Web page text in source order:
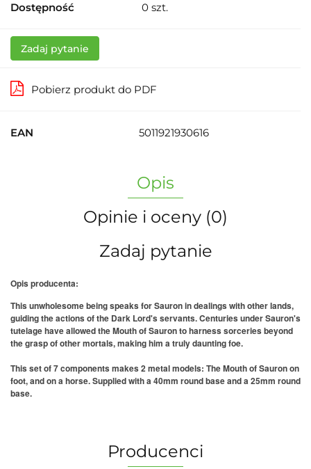
Dostępność 0 szt.
Zadaj pytanie
Pobierz produkt do PDF
EAN 5011921930616
Opis
Opinie i oceny (0)
Zadaj pytanie
Opis producenta:
This unwholesome being speaks for Sauron in dealings with other lands,
guiding the actions of the Dark Lord's servants. Centuries under Sauron's
tutelage have allowed the Mouth of Sauron to harness sorceries beyond
the grasp of other mortals, making him a truly daunting foe.
This set of 7 components makes 2 metal models: The Mouth of Sauron on
foot, and on a horse. Supplied with a 40mm round base and a 25mm round
base.
Producenci